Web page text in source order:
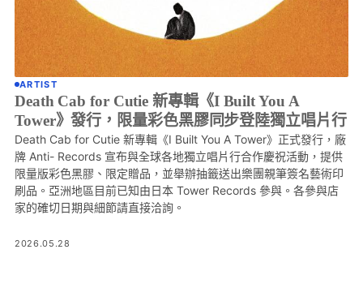
ARTIST
Death Cab for Cutie 新專輯《I Built You A
Tower》發行，限量彩色黑膠同步登陸獨立唱片行
Death Cab for Cutie 新專輯《I Built You A Tower》正式發行，廠
牌 Anti- Records 宣布與全球各地獨立唱片行合作慶祝活動，提供
限量版彩色黑膠、限定贈品，並舉辦抽籤送出樂團親筆簽名藝術印
刷品。亞洲地區目前已知由日本 Tower Records 參與。各參與店
家的確切日期與細節請直接洽詢。
2026.05.28